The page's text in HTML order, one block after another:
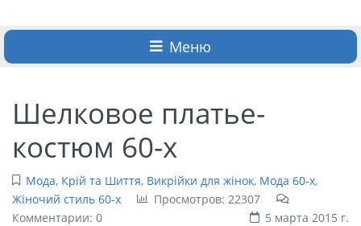
Меню
Шелковое платье-
костюм 60-х
Мода, Крій та Шиття, Викрійки для жінок, Мода 60-х,
Жіночий стиль 60-х
Просмотров: 22307
Комментарии: 0
5 марта 2015 г.